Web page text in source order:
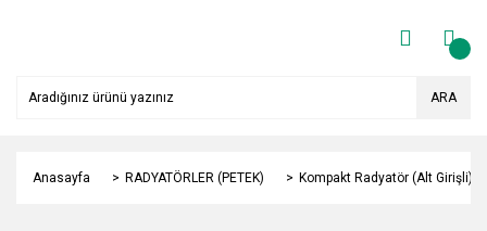
ARA
Anasayfa RADYATÖRLER (PETEK) Kompakt Radyatör (Alt Girişli)